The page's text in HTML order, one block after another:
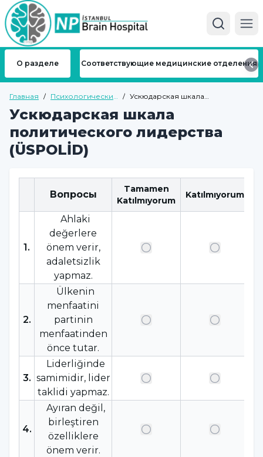
О разделе Соответствующие медицинские отделения
Главная / Психологические / Ускюдарская шкала
(ÜSPOLİD)
Ускюдарская шкала
политического лидерства
(ÜSPOLİD)
Вопросы
Tamamen
Katılmıyorum
Katılmıyorum
1.
Ahlaki
değerlere
önem verir,
adaletsizlik
yapmaz.
2.
Ülkenin
menfaatini
partinin
menfaatinden
önce tutar.
3.
Liderliğinde
samimidir, lider
taklidi yapmaz.
4.
Ayıran değil,
birleştiren
özelliklere
önem verir.